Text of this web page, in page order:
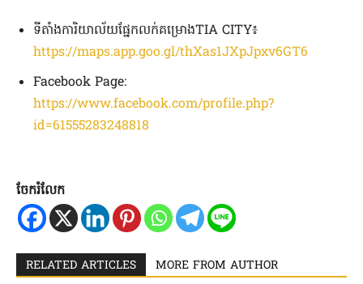
ទីតាំងការិយាល័យផ្នែកលក់គម្រោងTIA CITY៖
https://maps.app.goo.gl/thXas1JXpJpxv6GT6
Facebook Page:
https://www.facebook.com/profile.php?
id=61555283248818
ចែករំលែក
RELATED ARTICLES MORE FROM AUTHOR